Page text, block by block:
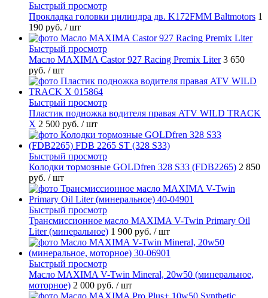
Быстрый просмотр
Прокладка головки цилиндра дв. K172FMM Baltmotors 1
190 руб. / шт
Быстрый просмотр
Масло MAXIMA Castor 927 Racing Premix Liter 3 650
руб. / шт
Быстрый просмотр
Пластик подножка водителя правая ATV WILD TRACK
X 2 500 руб. / шт
Быстрый просмотр
Колодки тормозные GOLDfren 328 S33 (FDB2265) 2 850
руб. / шт
Быстрый просмотр
Трансмиссионное масло MAXIMA V-Twin Primary Oil
Liter (минеральное) 1 900 руб. / шт
Быстрый просмотр
Масло MAXIMA V-Twin Mineral, 20w50 (минеральное,
моторное) 2 000 руб. / шт